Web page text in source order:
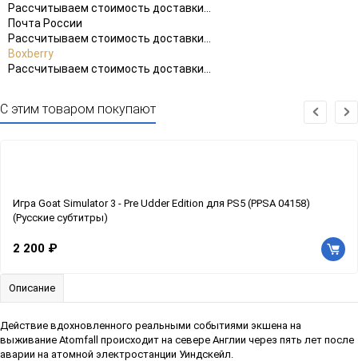
Рассчитываем стоимость доставки...
Почта России
Рассчитываем стоимость доставки...
Boxberry
Рассчитываем стоимость доставки...
С этим товаром покупают
Игра Goat Simulator 3 - Pre Udder Edition для PS5 (PPSA 04158)
(Русские субтитры)
2 200 ₽
Описание
Действие вдохновленного реальными событиями экшена на
выживание Atomfall происходит на севере Англии через пять лет после
аварии на атомной электростанции Уиндскейл.